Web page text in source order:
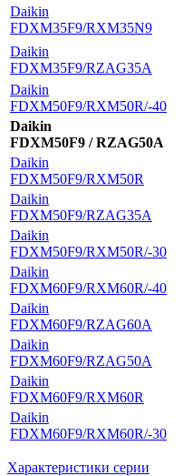
Daikin
FDXM35F9/RXM35N9
Daikin
FDXM35F9/RZAG35A
Daikin
FDXM50F9/RXM50R/-40
Daikin
FDXM50F9 / RZAG50A
Daikin
FDXM50F9/RXM50R
Daikin
FDXM50F9/RZAG35A
Daikin
FDXM50F9/RXM50R/-30
Daikin
FDXM60F9/RXM60R/-40
Daikin
FDXM60F9/RZAG60A
Daikin
FDXM60F9/RZAG50A
Daikin
FDXM60F9/RXM60R
Daikin
FDXM60F9/RXM60R/-30
Характеристики серии